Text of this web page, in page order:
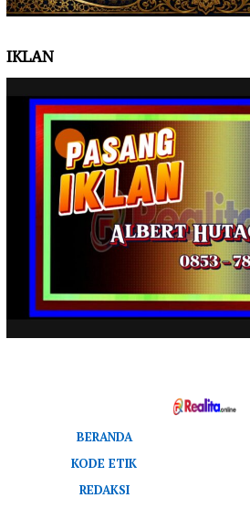
IKLAN
BERANDA
KODE ETIK
REDAKSI